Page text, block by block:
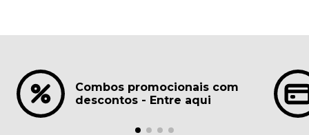
Combos promocionais com
descontos - Entre aqui